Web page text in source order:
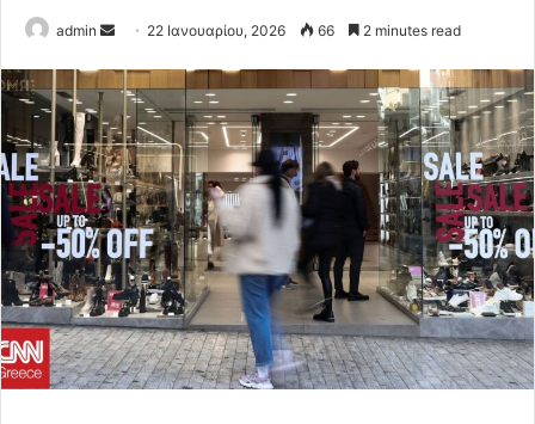
admin
Send
email
22 Ιανουαρίου, 2026 66 2 minutes read